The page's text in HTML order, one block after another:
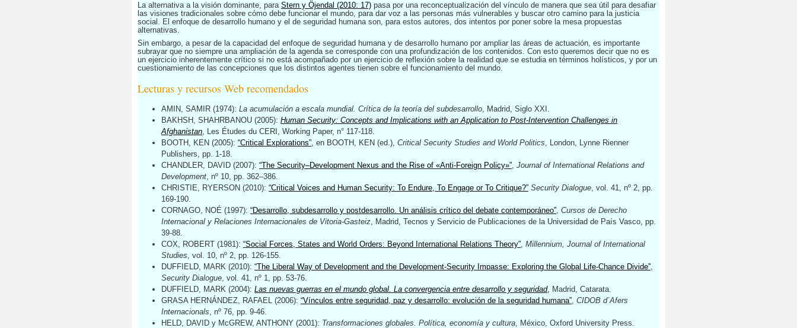
La alternativa a la visión dominante, para Stern y Öjendal (2010: 17) pasa por una reconceptualización del vínculo de manera que sea útil para desafiar
las visiones tradicionales sobre cómo debe funcionar el mundo, para dar voz a las personas más vulnerables y buscar otro camino para la justicia
social. El enfoque de desarrollo humano y el de seguridad humana son, para estos autores, dos intentos por poner sobre la mesa propuestas
alternativas.
Sin embargo, a pesar de la capacidad del enfoque de seguridad humana y de desarrollo humano por ampliar las áreas de actuación, es importante
subrayar que no siempre una ampliación de la agenda se corresponde con una profundización de los contenidos. Con esto queremos decir que no es
un ejercicio inherentemente crítico si no está acompañado por un ejercicio de reflexión sobre la realidad que se estudia en términos holísticos, y por un
cuestionamiento de las concepciones que los distintos agentes tienen sobre el funcionamiento del mundo.
Lecturas y recursos Web recomendados
AMIN, SAMIR (1974): La acumulación a escala mundial. Crítica de la teoría del subdesarrollo, Madrid, Siglo XXI.
BAKHSH, SHAHRBANOU (2005): Human Security: Concepts and Implications with an Application to Post-Intervention Challenges in
Afghanistan, Les Études du CERI, Working Paper, n° 117-118.
BOOTH, KEN (2005): “Critical Explorations”, en BOOTH, KEN (ed.), Critical Security Studies and World Politics, London, Lynne Rienner
Publishers, pp. 1-18.
CHANDLER, DAVID (2007): “The Security–Development Nexus and the Rise of «Anti-Foreign Policy»”, Journal of International Relations and
Development, nº 10, pp. 362–386.
CHRISTIE, RYERSON (2010): “Critical Voices and Human Security: To Endure, To Engage or To Critique?” Security Dialogue, vol. 41, nº 2, pp.
169-190.
CORNAGO, NOÉ (1997): “Desarrollo, subdesarrollo y postdesarrollo. Un análisis crítico del debate contemporáneo”, Cursos de Derecho
Internacional y Relaciones Internacionales de Vitoria-Gasteiz, Madrid, Tecnos y Servicio de Publicaciones de la Universidad de País Vasco, pp.
39-88.
COX, ROBERT (1981): “Social Forces, States and World Orders: Beyond International Relations Theory”, Millennium, Journal of International
Studies, vol. 10, nº 2, pp. 126-155.
DUFFIELD, MARK (2010): “The Liberal Way of Development and the Development-Security Impasse: Exploring the Global Life-Chance Divide”,
Security Dialogue, vol. 41, nº 1, pp. 53-76.
DUFFIELD, MARK (2004): Las nuevas guerras en el mundo global. La convergencia entre desarrollo y seguridad, Madrid, Catarata.
GRASA HERNÁNDEZ, RAFAEL (2006): “Vínculos entre seguridad, paz y desarrollo: evolución de la seguridad humana”, CIDOB d´Afers
Internacionals, nº 76, pp. 9-46.
HELD, DAVID y McGREW, ANTHONY (2001): Transformaciones globales. Política, economía y cultura, México, Oxford University Press.